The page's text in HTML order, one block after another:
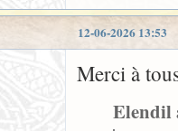
12-06-2026 13:53
Merci à
Elendil